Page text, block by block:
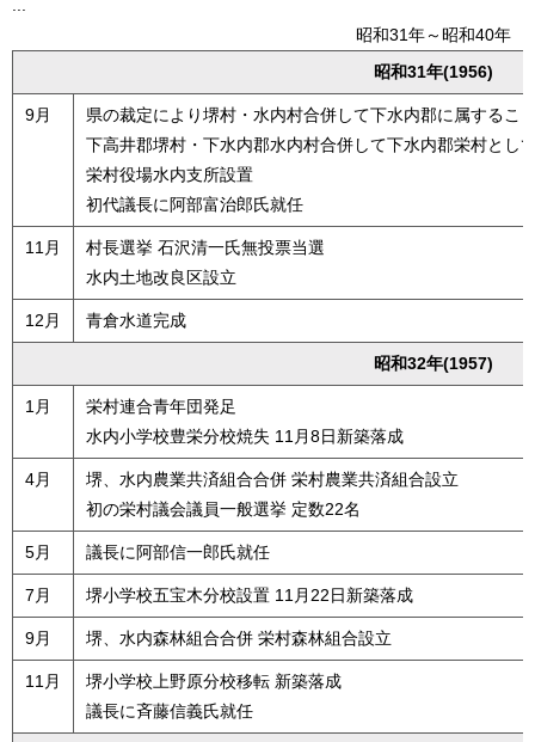
昭和31年～昭和40年
昭和31年(1956)
9月
県の裁定により堺村・水内村合併して下水内郡に属するこ
下高井郡堺村・下水内郡水内村合併して下水内郡栄村とし
栄村役場水内支所設置
初代議長に阿部富治郎氏就任
11月
村長選挙 石沢清一氏無投票当選
水内土地改良区設立
12月 青倉水道完成
昭和32年(1957)
1月
栄村連合青年団発足
水内小学校豊栄分校焼失 11月8日新築落成
4月
堺、水内農業共済組合合併 栄村農業共済組合設立
初の栄村議会議員一般選挙 定数22名
5月 議長に阿部信一郎氏就任
7月 堺小学校五宝木分校設置 11月22日新築落成
9月 堺、水内森林組合合併 栄村森林組合設立
11月
堺小学校上野原分校移転 新築落成
議長に斉藤信義氏就任